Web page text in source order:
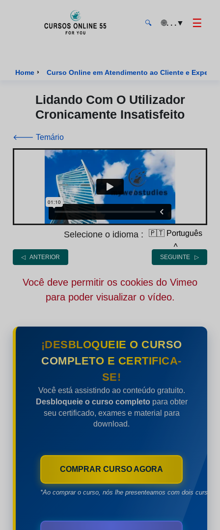
🔍 🌐. . .▼ ☰
Home › Curso Online em Atendimento ao Cliente e
Lidando Com O Utilizador
Cronicamente Insatisfeito
🡐 Temário
Selecione o idioma :
🇵🇹 Português
˄
◁ ANTERIOR SEGUINTE ▷
Você deve permitir os cookies do Vimeo
para poder visualizar o vídeo.
¡DESBLOQUEIE O CURSO
COMPLETO E CERTIFICA-
SE!
Você está assistindo ao conteúdo gratuito.
Desbloqueie o curso completopara obter
seu certificado, exames e material para
download.
COMPRAR CURSO AGORA
*Ao comprar o curso, nós lhe presenteamos com dois cursos